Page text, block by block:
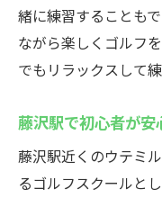
緒に練習することも
ながら楽しくゴルフ
でもリラックスして
藤沢駅で初心者が
藤沢駅近くのウテミ
るゴルフスクールと